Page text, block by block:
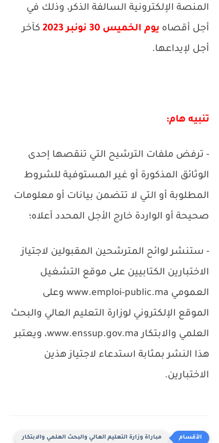
المنصة الإلكترونية السالفة الذكر، وذلك في
أجل أقصاه يوم الخميس 30 نونبر 2023
كآخر
أجل لإيداعها.
تنبيه هام:
- ترفض ملفات الترشيح التي تنقصها إحدى
الوثائق المذكورة أو غير المستوفية للشروط
المطلوبة أو التي لا تتضمن بيانات أو معلومات
صحيحة أو الواردة خارج الأجل المحدد أعلاه؛
- ستنشر لوائح المترشحين المقبولين لاجتياز
الاختبارين الكتابيين على موقع التشغيل
العمومي www.emploi-public.ma وعلى
الموقع الإلكتروني لوزارة التعليم العالي والبحث
العلمي والابتكار www.enssup.gov.ma، ويعتبر
هذا النشر بمثابة استدعاء لاجتياز هذين
الاختبارين.
مباراة وزارة التعليم العالي والبحث العلمي والابتكار